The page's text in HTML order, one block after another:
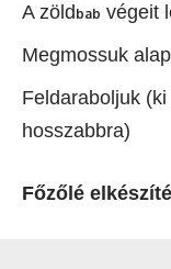
A zöld bab végeit
Megmossuk
Feldaraboljuk
hosszabbra)
Főzőlé